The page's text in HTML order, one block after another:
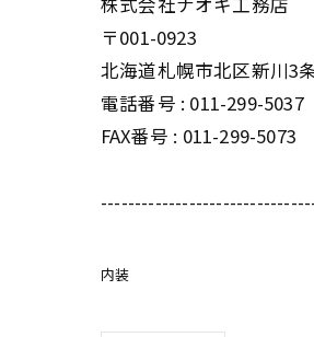
〒001-0923
北海道札幌市北区新川3
電話番号 : 011-299-5037
FAX番号 : 011-299-5073
内装